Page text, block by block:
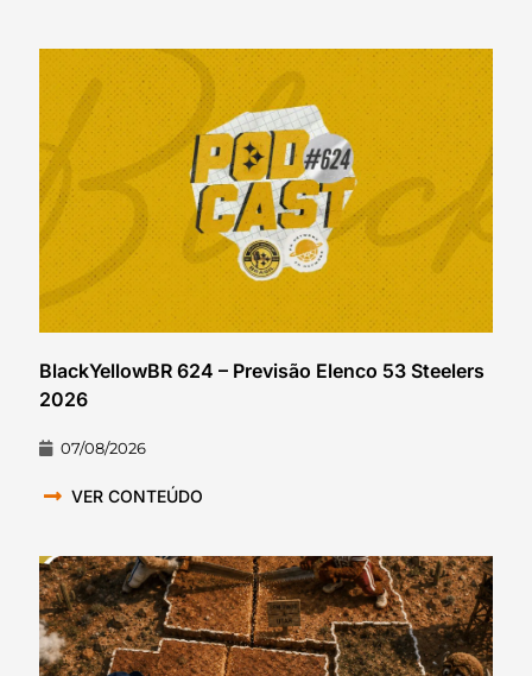
BlackYellowBR 624 – Previsão Elenco 53 Steelers
2026
07/08/2026
VER CONTEÚDO